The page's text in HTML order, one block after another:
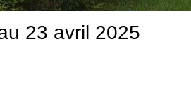
23 avril 2025